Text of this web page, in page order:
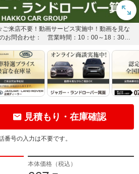
来店不要！動画サービス実施中！動画を見な
お問合わせ： 営業時間：10：00～18：30
見積もり・在庫確認
番号の入力は不要です。
本体価格（税込）